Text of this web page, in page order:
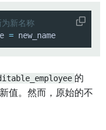
新名称
= new_name
的
值。然而，原始的不